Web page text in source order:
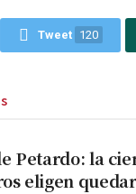
Tweet 120
Petardo: la
eligen